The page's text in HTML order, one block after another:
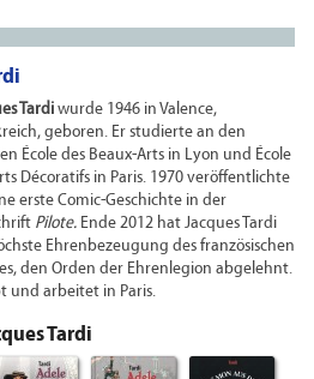
Tardiwurde 1946 in Valence,
geboren. Er studierte an den
École des Beaux-Arts in Lyon und École
Décoratifs in Paris. 1970 veröffentlichte
erste Comic-Geschichte in der
Pilote. Ende 2012 hat Jacques Tardi
Ehrenbezeugung des französischen
den Orden der Ehrenlegion abgelehnt.
und arbeitet in Paris.
Tardi